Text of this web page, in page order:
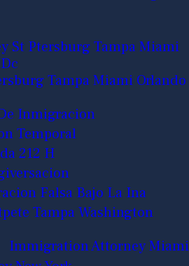
St Ptersburg Tampa Miami
Tampa Miami Orlando
Inmigracion
Temporal
212 H
Falsa Bajo La Ina
Tampa Washington
Immigration Attorney Miami